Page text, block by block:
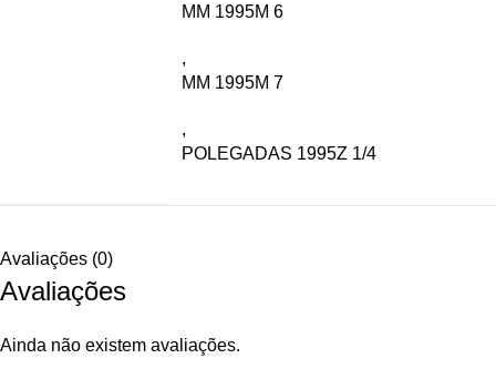
MM 1995M 6
,
MM 1995M 7
,
POLEGADAS 1995Z 1/4
Avaliações (0)
Avaliações
Ainda não existem avaliações.